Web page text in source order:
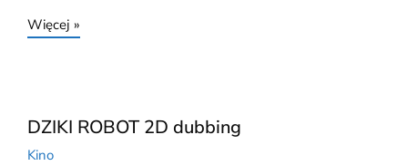
Więcej »
DZIKI ROBOT 2D dubbing
Kino